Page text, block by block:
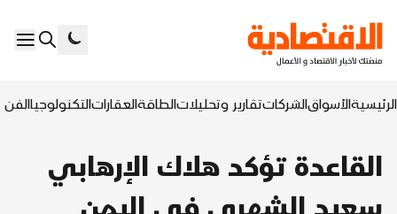
الرئيسيةالأسواقالشركاتتقارير وتحليلاتالطاقةالعقاراتالتكنولوجياالفن
القاعدة تؤكد هلاك الإرهابي
سعيد الشهري في اليمن